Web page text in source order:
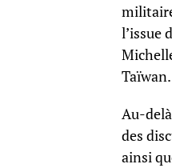
l’issue
Taïwan.
Au-
des
ainsi